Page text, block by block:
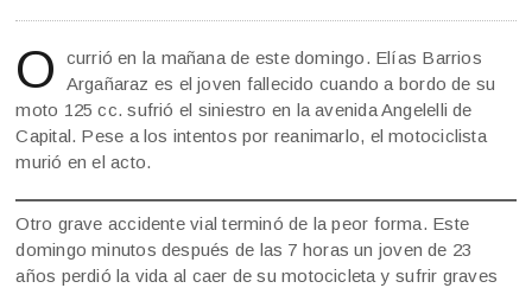
O
currió en la mañana de este domingo. Elías Barrios
Argañaraz es el joven fallecido cuando a bordo de su
moto 125 cc. sufrió el siniestro en la avenida Angelelli de
Capital. Pese a los intentos por reanimarlo, el motociclista
murió en el acto.
Otro grave accidente vial terminó de la peor forma. Este
domingo minutos después de las 7 horas un joven de 23
años perdió la vida al caer de su motocicleta y sufrir graves